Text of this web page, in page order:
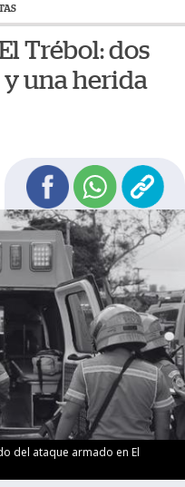
Trébol: dos
una herida
del ataque armado en El